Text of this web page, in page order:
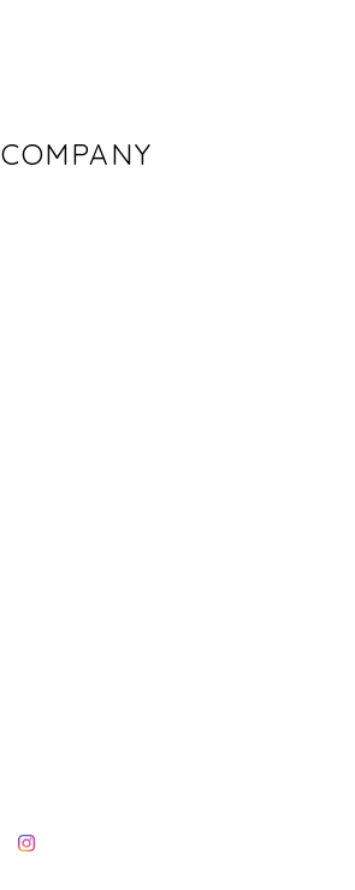
COMPANY